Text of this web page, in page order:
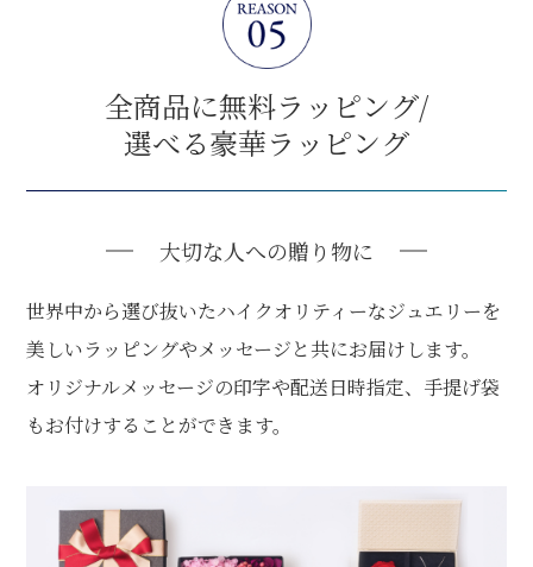
全商品に無料ラッピング/
選べる豪華ラッピング
大切な人への贈り物に
世界中から選び抜いたハイクオリティーなジュエリーを
美しいラッピングやメッセージと共にお届けします。
オリジナルメッセージの印字や配送日時指定、手提げ袋
もお付けすることができます。